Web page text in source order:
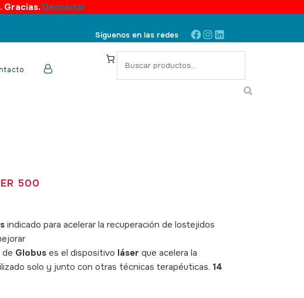
Gracias. Descartar
Síguenos en las redes Facebook
Instagram
LinkedIn
S
500
indicado para acelerar la recuperación de lostejidos
de Globus es el dispositivo láser que acelera la
solo y junto con otras técnicas terapéuticas. 14